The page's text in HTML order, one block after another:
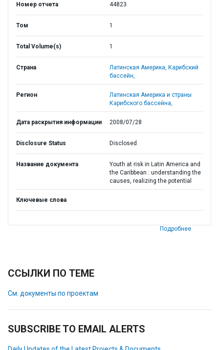
Номер отчета 44823
Том 1
Total Volume(s) 1
Страна Латинская Америка, Карибский
бассейн,
Регион
Латинская Америка и страны
Карибского бассейна,
Дата раскрытия информации 2008/07/28
Disclosure Status Disclosed
Название документа
Youth at risk in Latin America and
the Caribbean : understanding the
causes, realizing the potential
Ключевые слова
Подробнее
ССЫЛКИ ПО ТЕМЕ
См. документы по проектам
SUBSCRIBE TO EMAIL ALERTS